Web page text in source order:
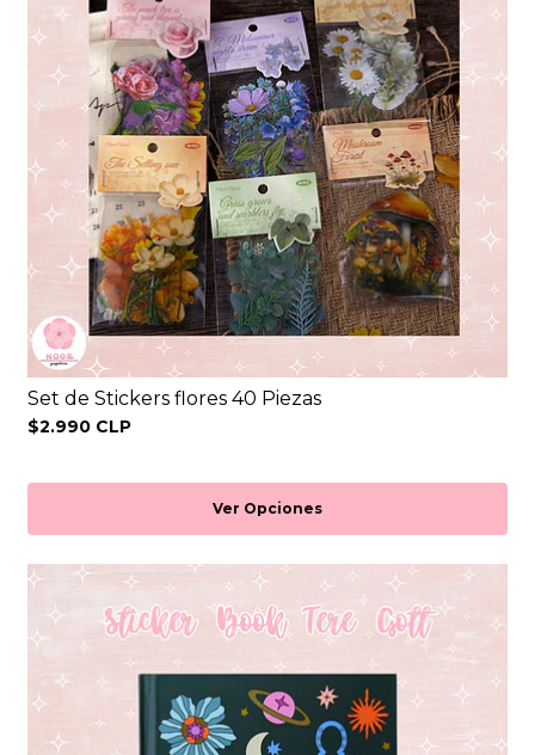
Set de Stickers flores 40 Piezas
$2.990 CLP
Ver Opciones